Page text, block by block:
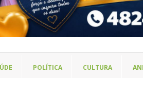
POLÍTICA CULTURA